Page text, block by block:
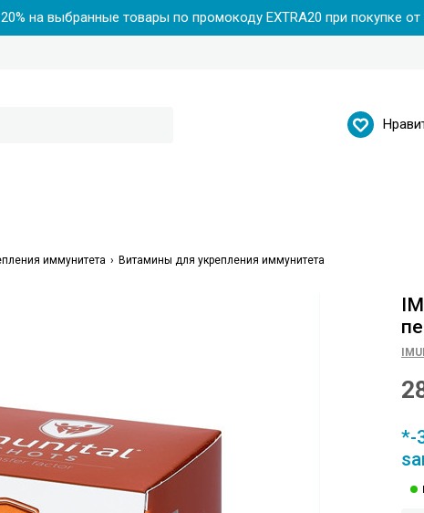
на выбранные товары по промокоду EXTRA20 при покупке от
иммунитета Витамины для укрепления иммунитета
*-